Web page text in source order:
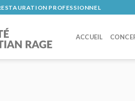
PROFESSIONNEL
ACCUEIL